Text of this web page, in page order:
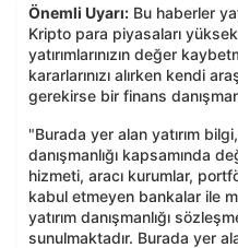
Önemli Uyarı: Bu haberler
Kripto para piyasaları
yatırımlarınızın değer
kararlarınızı alırken kendi
gerekirse bir finans
"Burada yer alan yatırım
danışmanlığı kapsamında
hizmeti, aracı kurumlar,
kabul etmeyen bankalar ile
yatırım danışmanlığı
sunulmaktadır. Burada yer